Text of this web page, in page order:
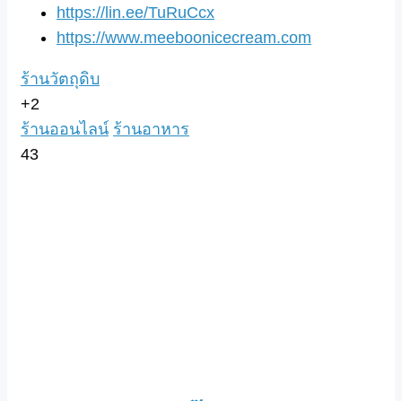
https://lin.ee/TuRuCcx
https://www.meeboonicecream.com
ร้านวัตถุดิบ
+2
ร้านออนไลน์ ร้านอาหาร
43